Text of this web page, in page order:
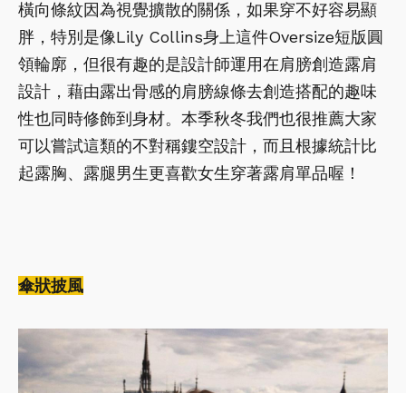
橫向條紋因為視覺擴散的關係，如果穿不好容易顯
胖，特別是像Lily Collins身上這件Oversize短版圓
領輪廓，但很有趣的是設計師運用在肩膀創造露肩
設計，藉由露出骨感的肩膀線條去創造搭配的趣味
性也同時修飾到身材。本季秋冬我們也很推薦大家
可以嘗試這類的不對稱鏤空設計，而且根據統計比
起露胸、露腿男生更喜歡女生穿著露肩單品喔！
傘狀披風